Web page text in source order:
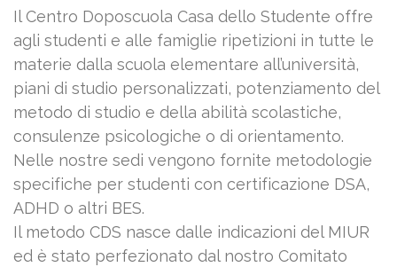
Il Centro Doposcuola Casa dello Studente offre
agli studenti e alle famiglie ripetizioni in tutte le
materie dalla scuola elementare all’università,
piani di studio personalizzati, potenziamento del
metodo di studio e della abilità scolastiche,
consulenze psicologiche o di orientamento.
Nelle nostre sedi vengono fornite metodologie
specifiche per studenti con certificazione DSA,
ADHD o altri BES.
Il metodo CDS nasce dalle indicazioni del MIUR
ed è stato perfezionato dal nostro Comitato